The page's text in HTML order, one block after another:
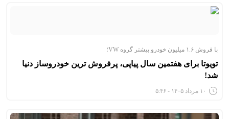
با فروش ۱.۶ میلیون خودرو بیشتر گروه VW؛
تویوتا برای هفتمین سال پیاپی، پرفروش ترین خودروساز دنیا
شد!
۱۰ مرداد ۱۴۰۵ - ۵:۴۶